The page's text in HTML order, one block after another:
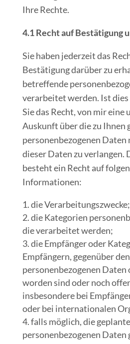
Ihre Rechte.
4.1 Recht auf Bestätigung
Sie haben jederzeit das
Bestätigung darüber zu
betreffende
verarbeitet werden. Ist dies
Sie das Recht, von mir
Auskunft über die zu Ihnen
personenbezogenen Daten
dieser Daten zu verlangen.
besteht ein Recht auf
Informationen:
die Verarbeitungszwecke;
die Kategorien
die verarbeitet werden;
die Empfänger oder
Empfängern, gegenüber
personenbezogenen Daten
worden sind oder noch
insbesondere bei
oder bei internationalen
falls möglich, die
personenbezogenen Daten